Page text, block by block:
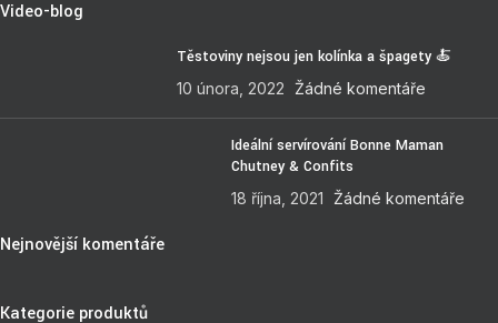
Video-blog
Těstoviny nejsou jen kolínka a špagety 🍝
10 února, 2022 Žádné komentáře
Ideální servírování Bonne Maman
Chutney & Confits
18 října, 2021 Žádné komentáře
Nejnovější komentáře
Kategorie produktů